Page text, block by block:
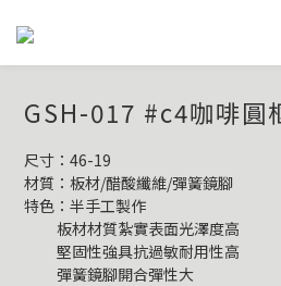
GSH-017 #c4咖啡圓
尺寸：46-19
材質：板材/醋酸纖維/彈簧鏡腳
特色：半手工製作
          板材材質紮實表面光澤度高
          堅固性強具抗過敏耐用性高
          彈簧鏡腳開合彈性大